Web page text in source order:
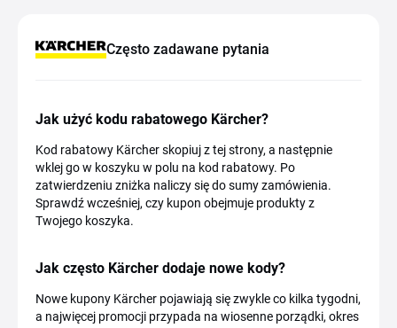
Często zadawane pytania
Jak użyć kodu rabatowego Kärcher?
Kod rabatowy Kärcher skopiuj z tej strony, a następnie
wklej go w koszyku w polu na kod rabatowy. Po
zatwierdzeniu zniżka naliczy się do sumy zamówienia.
Sprawdź wcześniej, czy kupon obejmuje produkty z
Twojego koszyka.
Jak często Kärcher dodaje nowe kody?
Nowe kupony Kärcher pojawiają się zwykle co kilka tygodni,
a najwięcej promocji przypada na wiosenne porządki, okres